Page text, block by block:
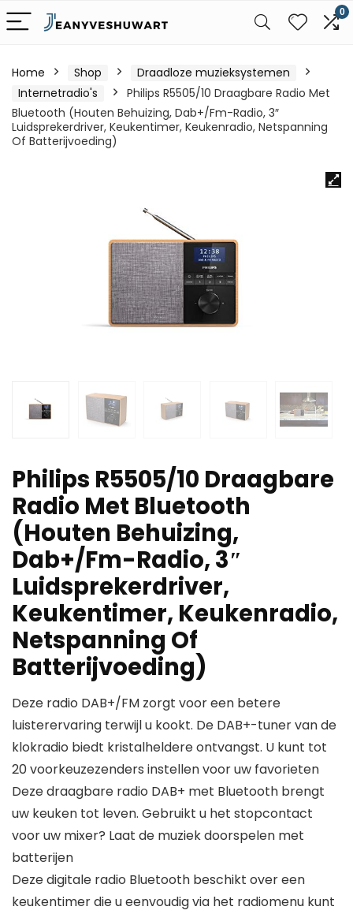
0
Home Shop
Draadloze muzieksystemen
Internetradio's
Philips R5505/10 Draagbare Radio Met
Bluetooth (Houten Behuizing, Dab+/Fm-Radio, 3″
Luidsprekerdriver, Keukentimer, Keukenradio, Netspanning
Of Batterijvoeding)
Philips R5505/10 Draagbare
Radio Met Bluetooth
(Houten Behuizing,
Dab+/Fm-Radio, 3″
Luidsprekerdriver,
Keukentimer, Keukenradio,
Netspanning Of
Batterijvoeding)
Deze radio DAB+/FM zorgt voor een betere
luisterervaring terwijl u kookt. De DAB+-tuner van de
klokradio biedt kristalheldere ontvangst. U kunt tot
20 voorkeuzezenders instellen voor uw favorieten
Deze draagbare radio DAB+ met Bluetooth brengt
uw keuken tot leven. Gebruikt u het stopcontact
voor uw mixer? Laat de muziek doorspelen met
batterijen
Deze digitale radio Bluetooth beschikt over een
keukentimer die u eenvoudig via het radiomenu kunt